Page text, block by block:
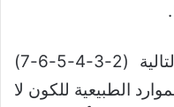
.
وقد شكلت المبادئ الستة التالية (2-3-4-5-6-7)
الطبيعية للكون لا